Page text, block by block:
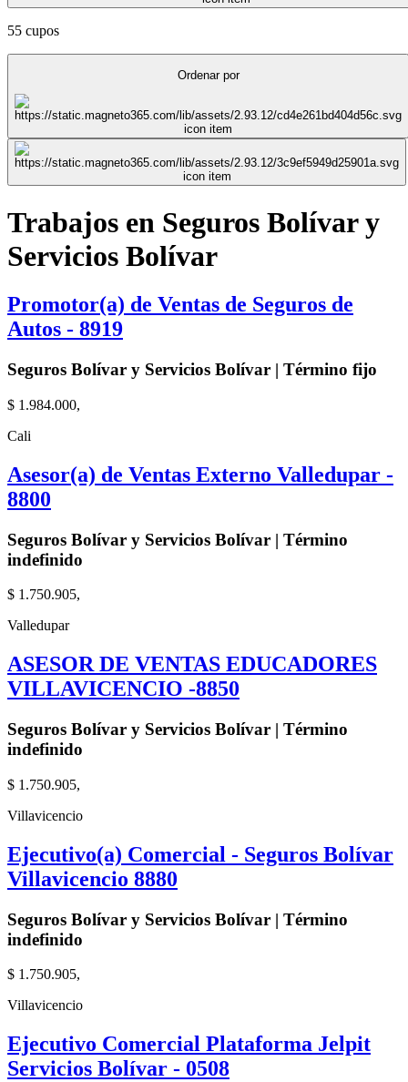
55 cupos
Ordenar por
Trabajos en Seguros Bolívar y
Servicios Bolívar
Promotor(a) de Ventas de Seguros de
Autos - 8919
Seguros Bolívar y Servicios Bolívar | Término fijo
$ 1.984.000,
Cali
Asesor(a) de Ventas Externo Valledupar -
8800
Seguros Bolívar y Servicios Bolívar | Término
indefinido
$ 1.750.905,
Valledupar
ASESOR DE VENTAS EDUCADORES
VILLAVICENCIO -8850
Seguros Bolívar y Servicios Bolívar | Término
indefinido
$ 1.750.905,
Villavicencio
Ejecutivo(a) Comercial - Seguros Bolívar
Villavicencio 8880
Seguros Bolívar y Servicios Bolívar | Término
indefinido
$ 1.750.905,
Villavicencio
Ejecutivo Comercial Plataforma Jelpit
Servicios Bolívar - 0508